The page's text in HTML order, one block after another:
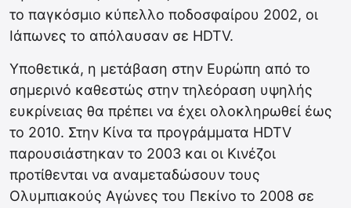
το παγκόσμιο κύπελλο ποδοσφαίρου 2002, οι
Ιάπωνες το απόλαυσαν σε HDTV.
Υποθετικά, η μετάβαση στην Ευρώπη από το
σημερινό καθεστώς στην τηλεόραση υψηλής
ευκρίνειας θα πρέπει να έχει ολοκληρωθεί έως
το 2010. Στην Κίνα τα προγράμματα HDTV
παρουσιάστηκαν το 2003 και οι Κινέζοι
προτίθενται να αναμεταδώσουν τους
Ολυμπιακούς Αγώνες του Πεκίνο το 2008 σε